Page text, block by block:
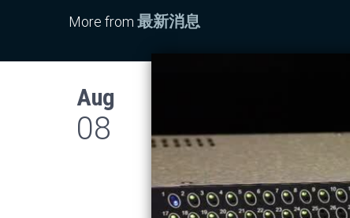
More from 最新消息
Aug
08